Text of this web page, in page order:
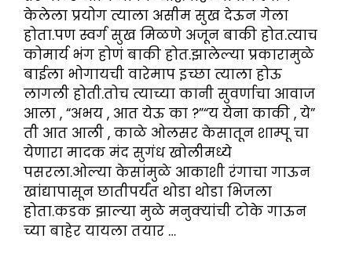
केलेला प्रयोग त्याला असीम सुख देऊन गेला
होता.पण स्वर्ग सुख मिळणे अजून बाकी होत.त्याच
कोमार्य भंग होणं बाकी होत.झालेल्या प्रकारामुळे
बाईला भोगायची वारेमाप इच्छा त्याला होऊ
लागली होती.तोच त्याच्या कानी सुवर्णाचा आवाज
आला , “अभय , आत येऊ का ?”“य येना काकी , ये”
ती आत आली , काळे ओलसर केसातून शाम्पू चा
येणारा मादक मंद सुगंध खोलीमध्ये
पसरला.ओल्या केसांमुळे आकाशी रंगाचा गाऊन
खांद्यापासून छातीपर्यंत थोडा थोडा भिजला
होता.कडक झाल्या मुळे मनुक्यांची टोके गाऊन
च्या बाहेर यायला तयार …